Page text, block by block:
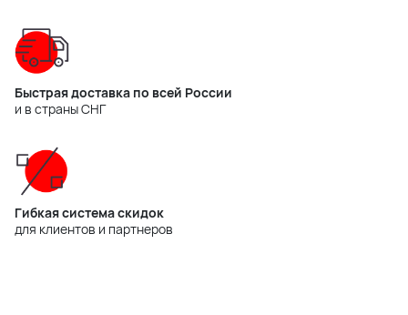
Быстрая доставка по всей России
и в страны СНГ
Гибкая система скидок
для клиентов и партнеров